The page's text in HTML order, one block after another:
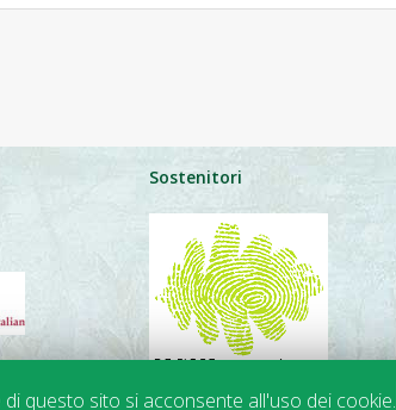
Sostenitori
questo sito si acconsente all'uso dei cookie.